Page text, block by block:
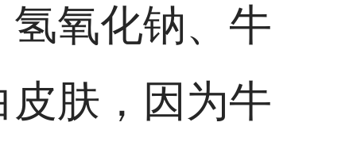
氧化钠、牛
肤，因为牛